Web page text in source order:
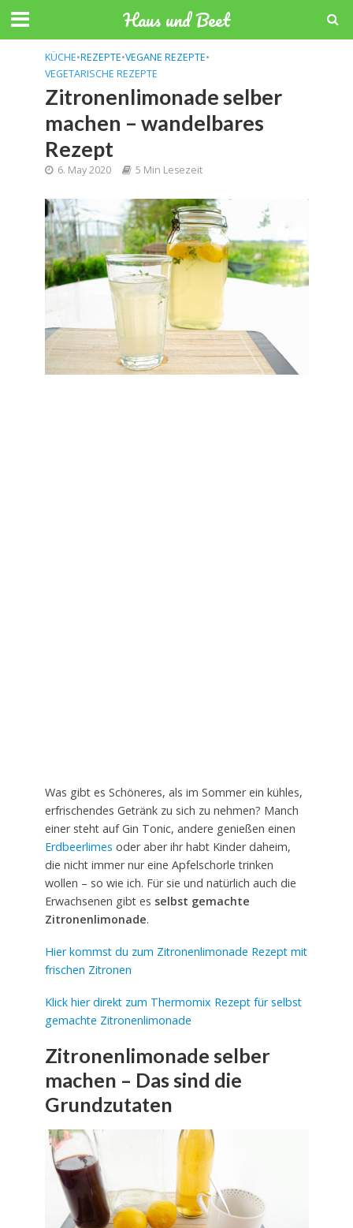
Haus und Beet
KÜCHE•REZEPTE•VEGANE REZEPTE•
VEGETARISCHE REZEPTE
Zitronenlimonade selber
machen – wandelbares
Rezept
6. May 2020 5 Min Lesezeit
Was gibt es Schöneres, als im Sommer ein kühles,
erfrischendes Getränk zu sich zu nehmen? Manch
einer steht auf Gin Tonic, andere genießen einen
Erdbeerlimes oder aber ihr habt Kinder daheim,
die nicht immer nur eine Apfelschorle trinken
wollen – so wie ich. Für sie und natürlich auch die
Erwachsenen gibt es selbst gemachte
Zitronenlimonade.
Hier kommst du zum Zitronenlimonade Rezept mit
frischen Zitronen
Klick hier direkt zum Thermomix Rezept für selbst
gemachte Zitronenlimonade
Zitronenlimonade selber
machen – Das sind die
Grundzutaten